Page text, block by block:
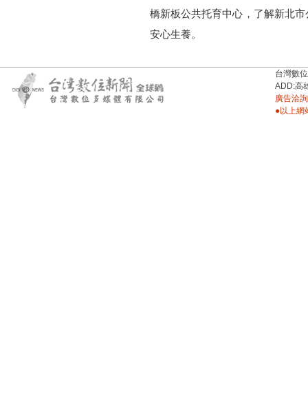
橋新板公共托育中心，了解新北
安心生養。
台灣數
ADD:高
廣告洽
●以上網